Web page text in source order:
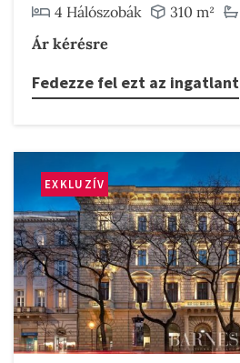
4 Hálószobák
310 m²
Ár kérésre
Fedezze fel ezt az ingatlant
EXKLUZÍV